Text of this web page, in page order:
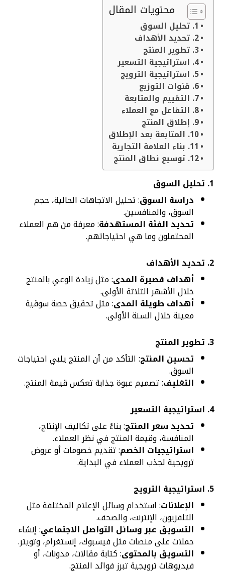
محتويات المقال
1. تحليل السوق
2. تحديد الأهداف
3. تطوير المنتج
4. استراتيجية التسعير
5. استراتيجية الترويج
6. قنوات التوزيع
7. التقييم والمتابعة
8. التفاعل مع العملاء
9. إطلاق المنتج
10. المتابعة بعد الإطلاق
11. بناء العلامة التجارية
12. توسيع نطاق المنتج
1. تحليل السوق
دراسة السوق: تحليل الاتجاهات الحالية، حجم
السوق، والمنافسين.
تحديد الفئة المستهدفة: معرفة من هم العملاء
المحتملون وما هي احتياجاتهم.
2. تحديد الأهداف
أهداف قصيرة المدى: مثل زيادة الوعي بالمنتج
خلال الأشهر الثلاثة الأولى.
أهداف طويلة المدى: مثل تحقيق حصة سوقية
معينة خلال السنة الأولى.
3. تطوير المنتج
تحسين المنتج: التأكد من أن المنتج يلبي احتياجات
السوق.
التغليف: تصميم عبوة جذابة تعكس قيمة المنتج.
4. استراتيجية التسعير
تحديد سعر المنتج: بناءً على تكاليف الإنتاج،
المنافسة، وقيمة المنتج في نظر العملاء.
استراتيجيات الخصم: تقديم خصومات أو عروض
ترويجية لجذب العملاء في البداية.
5. استراتيجية الترويج
الإعلانات: استخدام وسائل الإعلام المختلفة مثل
التلفزيون، الإنترنت، والصحف.
التسويق عبر وسائل التواصل الاجتماعي: إنشاء
حملات على منصات مثل فيسبوك، إنستغرام، وتويتر.
التسويق بالمحتوى: كتابة مقالات، مدونات، أو
فيديوهات ترويجية تبرز فوائد المنتج.